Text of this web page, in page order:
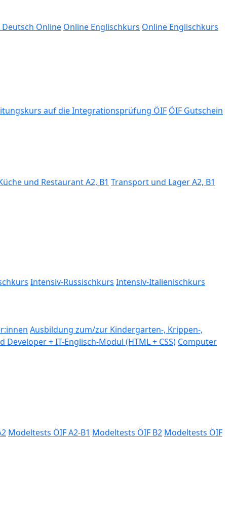
Online Online Englischkurs Online Englischkurs
auf die Integrationsprüfung ÖIF ÖIF Gutschein
und Restaurant A2, B1 Transport und Lager A2, B1
Intensiv-Russischkurs Intensiv-Italienischkurs
Ausbildung zum/zur Kindergarten-, Krippen-,
Developer + IT-Englisch-Modul (HTML + CSS) Computer
Modeltests ÖIF A2-B1 Modeltests ÖIF B2 Modeltests ÖIF